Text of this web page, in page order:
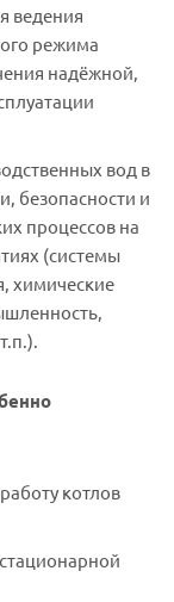
ведения
режима
надёжной,
вод в
безопасности и
процессов на
(системы
химические
котлов